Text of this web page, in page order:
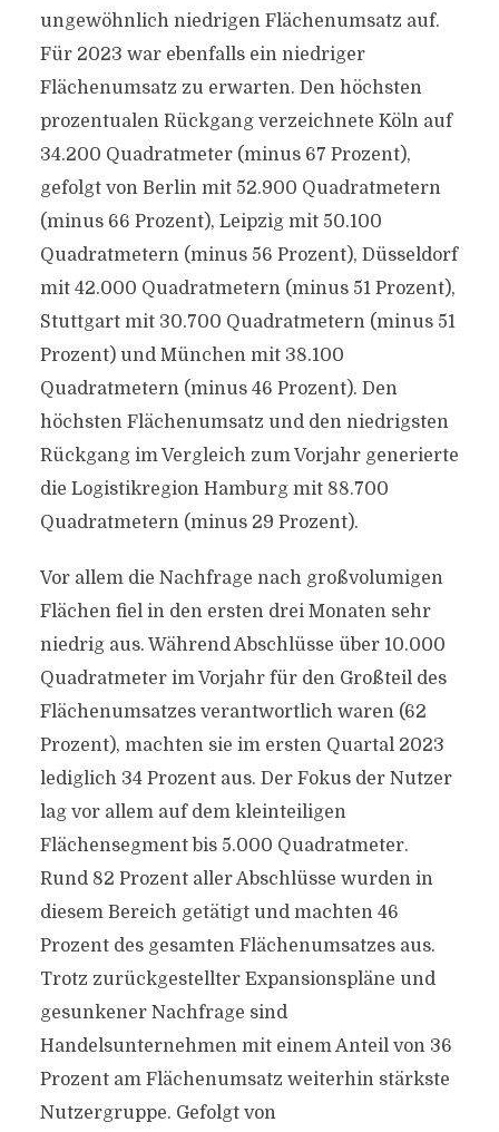
ungewöhnlich niedrigen Flächenumsatz auf.
Für 2023 war ebenfalls ein niedriger
Flächenumsatz zu erwarten. Den höchsten
prozentualen Rückgang verzeichnete Köln auf
34.200 Quadratmeter (minus 67 Prozent),
gefolgt von Berlin mit 52.900 Quadratmetern
(minus 66 Prozent), Leipzig mit 50.100
Quadratmetern (minus 56 Prozent), Düsseldorf
mit 42.000 Quadratmetern (minus 51 Prozent),
Stuttgart mit 30.700 Quadratmetern (minus 51
Prozent) und München mit 38.100
Quadratmetern (minus 46 Prozent). Den
höchsten Flächenumsatz und den niedrigsten
Rückgang im Vergleich zum Vorjahr generierte
die Logistikregion Hamburg mit 88.700
Quadratmetern (minus 29 Prozent).
Vor allem die Nachfrage nach großvolumigen
Flächen fiel in den ersten drei Monaten sehr
niedrig aus. Während Abschlüsse über 10.000
Quadratmeter im Vorjahr für den Großteil des
Flächenumsatzes verantwortlich waren (62
Prozent), machten sie im ersten Quartal 2023
lediglich 34 Prozent aus. Der Fokus der Nutzer
lag vor allem auf dem kleinteiligen
Flächensegment bis 5.000 Quadratmeter.
Rund 82 Prozent aller Abschlüsse wurden in
diesem Bereich getätigt und machten 46
Prozent des gesamten Flächenumsatzes aus.
Trotz zurückgestellter Expansionspläne und
gesunkener Nachfrage sind
Handelsunternehmen mit einem Anteil von 36
Prozent am Flächenumsatz weiterhin stärkste
Nutzergruppe. Gefolgt von